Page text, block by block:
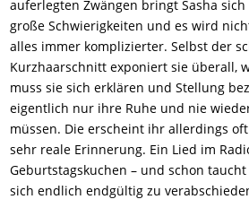
auferlegten Zwängen bringt Sasha
große Schwierigkeiten und es wird
alles immer komplizierter. Selbst der
Kurzhaarschnitt exponiert sie überall,
muss sie sich erklären und Stellung
eigentlich nur ihre Ruhe und nie
müssen. Die erscheint ihr allerdings
sehr reale Erinnerung. Ein Lied im
Geburtstagskuchen – und schon
sich endlich endgültig zu